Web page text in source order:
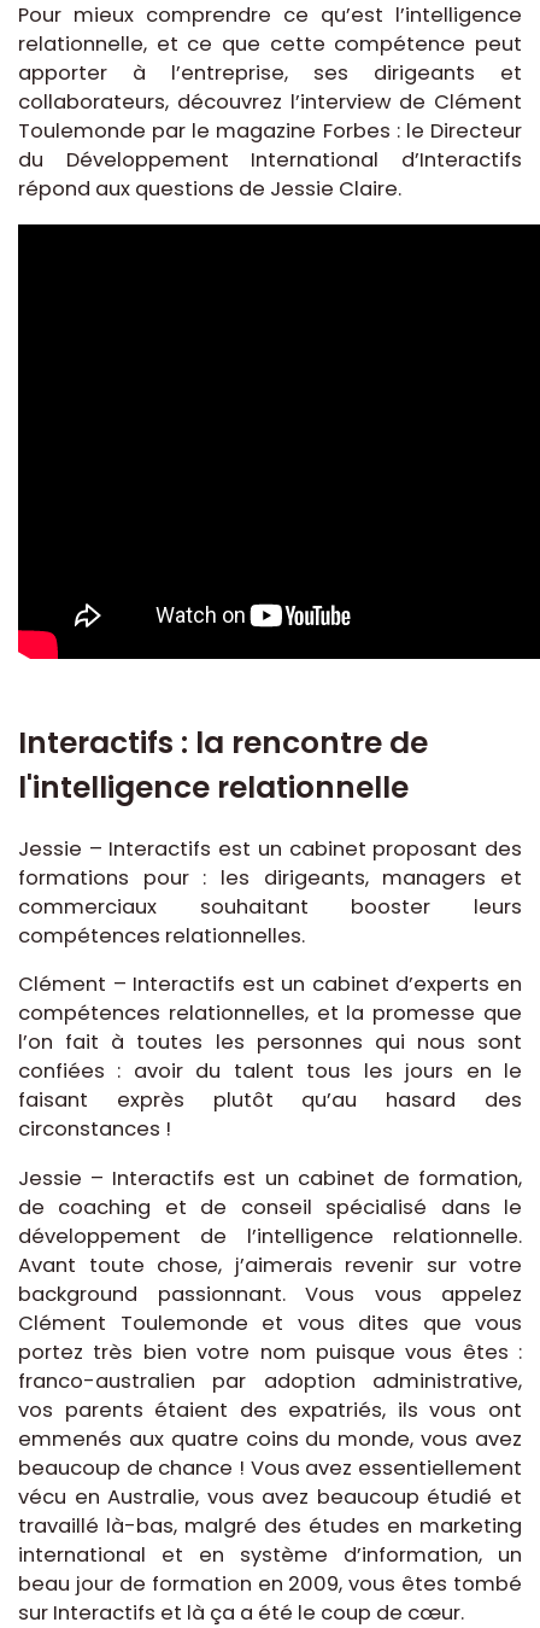
Pour mieux comprendre ce qu’est l’intelligence
relationnelle, et ce que cette compétence peut
apporter à l’entreprise, ses dirigeants et
collaborateurs, découvrez l’interview de Clément
Toulemonde par le magazine Forbes : le Directeur
du Développement International d’Interactifs
répond aux questions de Jessie Claire.
Interactifs : la rencontre de
l'intelligence relationnelle
Jessie – Interactifs est un cabinet proposant des
formations pour : les dirigeants, managers et
commerciaux souhaitant booster leurs
compétences relationnelles.
Clément – Interactifs est un cabinet d’experts en
compétences relationnelles, et la promesse que
l’on fait à toutes les personnes qui nous sont
confiées : avoir du talent tous les jours en le
faisant exprès plutôt qu’au hasard des
circonstances !
Jessie – Interactifs est un cabinet de formation,
de coaching et de conseil spécialisé dans le
développement de l’intelligence relationnelle.
Avant toute chose, j’aimerais revenir sur votre
background passionnant. Vous vous appelez
Clément Toulemonde et vous dites que vous
portez très bien votre nom puisque vous êtes :
franco-australien par adoption administrative,
vos parents étaient des expatriés, ils vous ont
emmenés aux quatre coins du monde, vous avez
beaucoup de chance ! Vous avez essentiellement
vécu en Australie, vous avez beaucoup étudié et
travaillé là-bas, malgré des études en marketing
international et en système d’information, un
beau jour de formation en 2009, vous êtes tombé
sur Interactifs et là ça a été le coup de cœur.